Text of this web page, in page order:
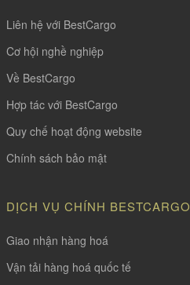
Liên hệ với BestCargo
Cơ hội nghề nghiệp
Về BestCargo
Hợp tác với BestCargo
Quy chế hoạt động website
Chính sách bảo mật
DỊCH VỤ CHÍNH BESTCARGO
Giao nhận hàng hoá
Vận tải hàng hoá quốc tế